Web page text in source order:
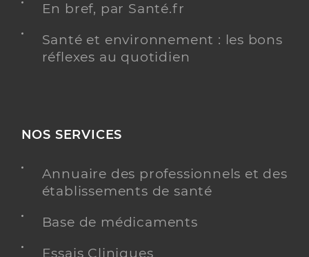
En bref, par Santé.fr
Santé et environnement : les bons
réflexes au quotidien
NOS SERVICES
Annuaire des professionnels et des
établissements de santé
Base de médicaments
Essais Cliniques